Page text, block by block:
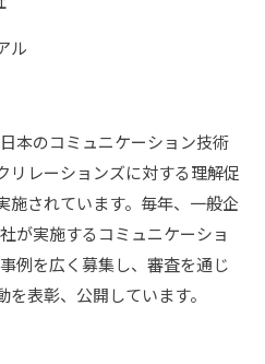
ル
本のコミュニケーション技術
リレーションズに対する理解促
施されています。毎年、一般企
が実施するコミュニケーショ
例を広く募集し、審査を通じ
表彰、公開しています。